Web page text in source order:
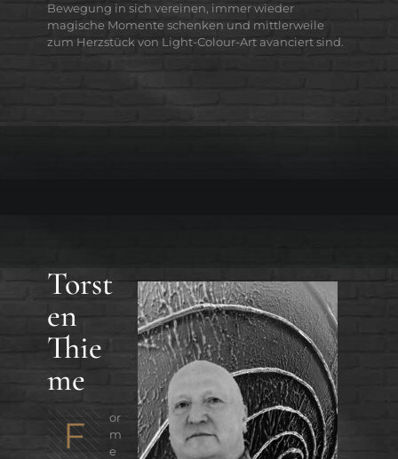
Bewegung in sich vereinen, immer wieder
magische Momente schenken und mittlerweile
zum Herzstück von Light-Colour-Art avanciert sind.
Torst
en
Thie
me
F
or
m
e